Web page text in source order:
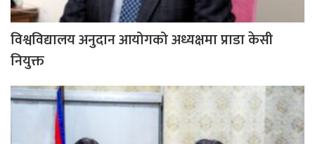
विश्वविद्यालय अनुदान आयोगको अध्यक्षमा प्राडा केसी
नियुक्त